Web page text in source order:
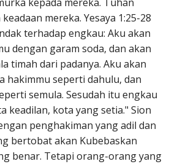
mereka. Yesaya 1:25-28
terhadap engkau: Aku akan
dengan garam soda, dan akan
timah dari padanya. Aku akan
hakimmu seperti dahulu, dan
semula. Sesudah itu engkau
keadilan, kota yang setia." Sion
penghakiman yang adil dan
bertobat akan Kubebaskan
benar. Tetapi orang-orang yang